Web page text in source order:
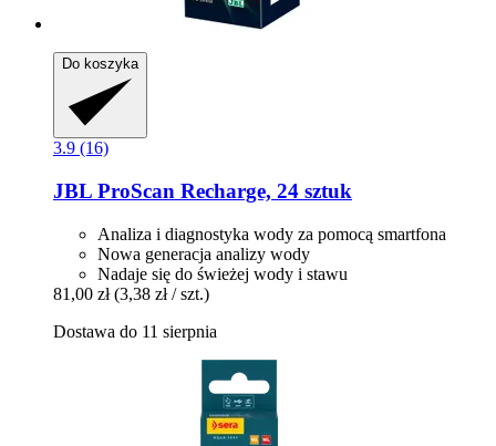
Do koszyka
3.9 (16)
JBL ProScan Recharge, 24 sztuk
Analiza i diagnostyka wody za pomocą smartfona
Nowa generacja analizy wody
Nadaje się do świeżej wody i stawu
81,00 zł (3,38 zł / szt.)
Dostawa do 11 sierpnia